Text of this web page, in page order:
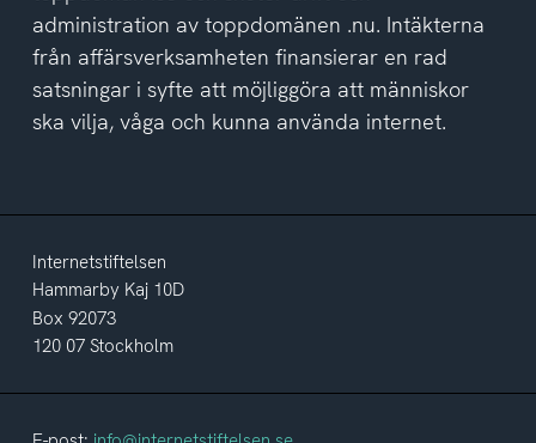
administration av toppdomänen .nu. Intäkterna
från affärsverksamheten finansierar en rad
satsningar i syfte att möjliggöra att människor
ska vilja, våga och kunna använda internet.
Internetstiftelsen
Hammarby Kaj 10D
Box 92073
120 07 Stockholm